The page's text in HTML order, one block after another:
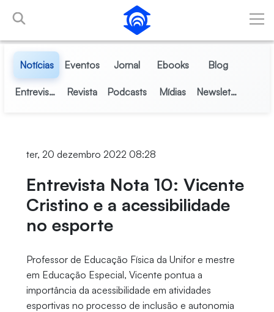
Pular para o Conteúdo principal
Notícias Eventos Jornal Ebooks Blog
Entrevistas Revista Podcasts Mídias Newsletter
ter, 20 dezembro 2022 08:28
Entrevista Nota 10: Vicente
Cristino e a acessibilidade
no esporte
Professor de Educação Física da Unifor e mestre
em Educação Especial, Vicente pontua a
importância da acessibilidade em atividades
esportivas no processo de inclusão e autonomia